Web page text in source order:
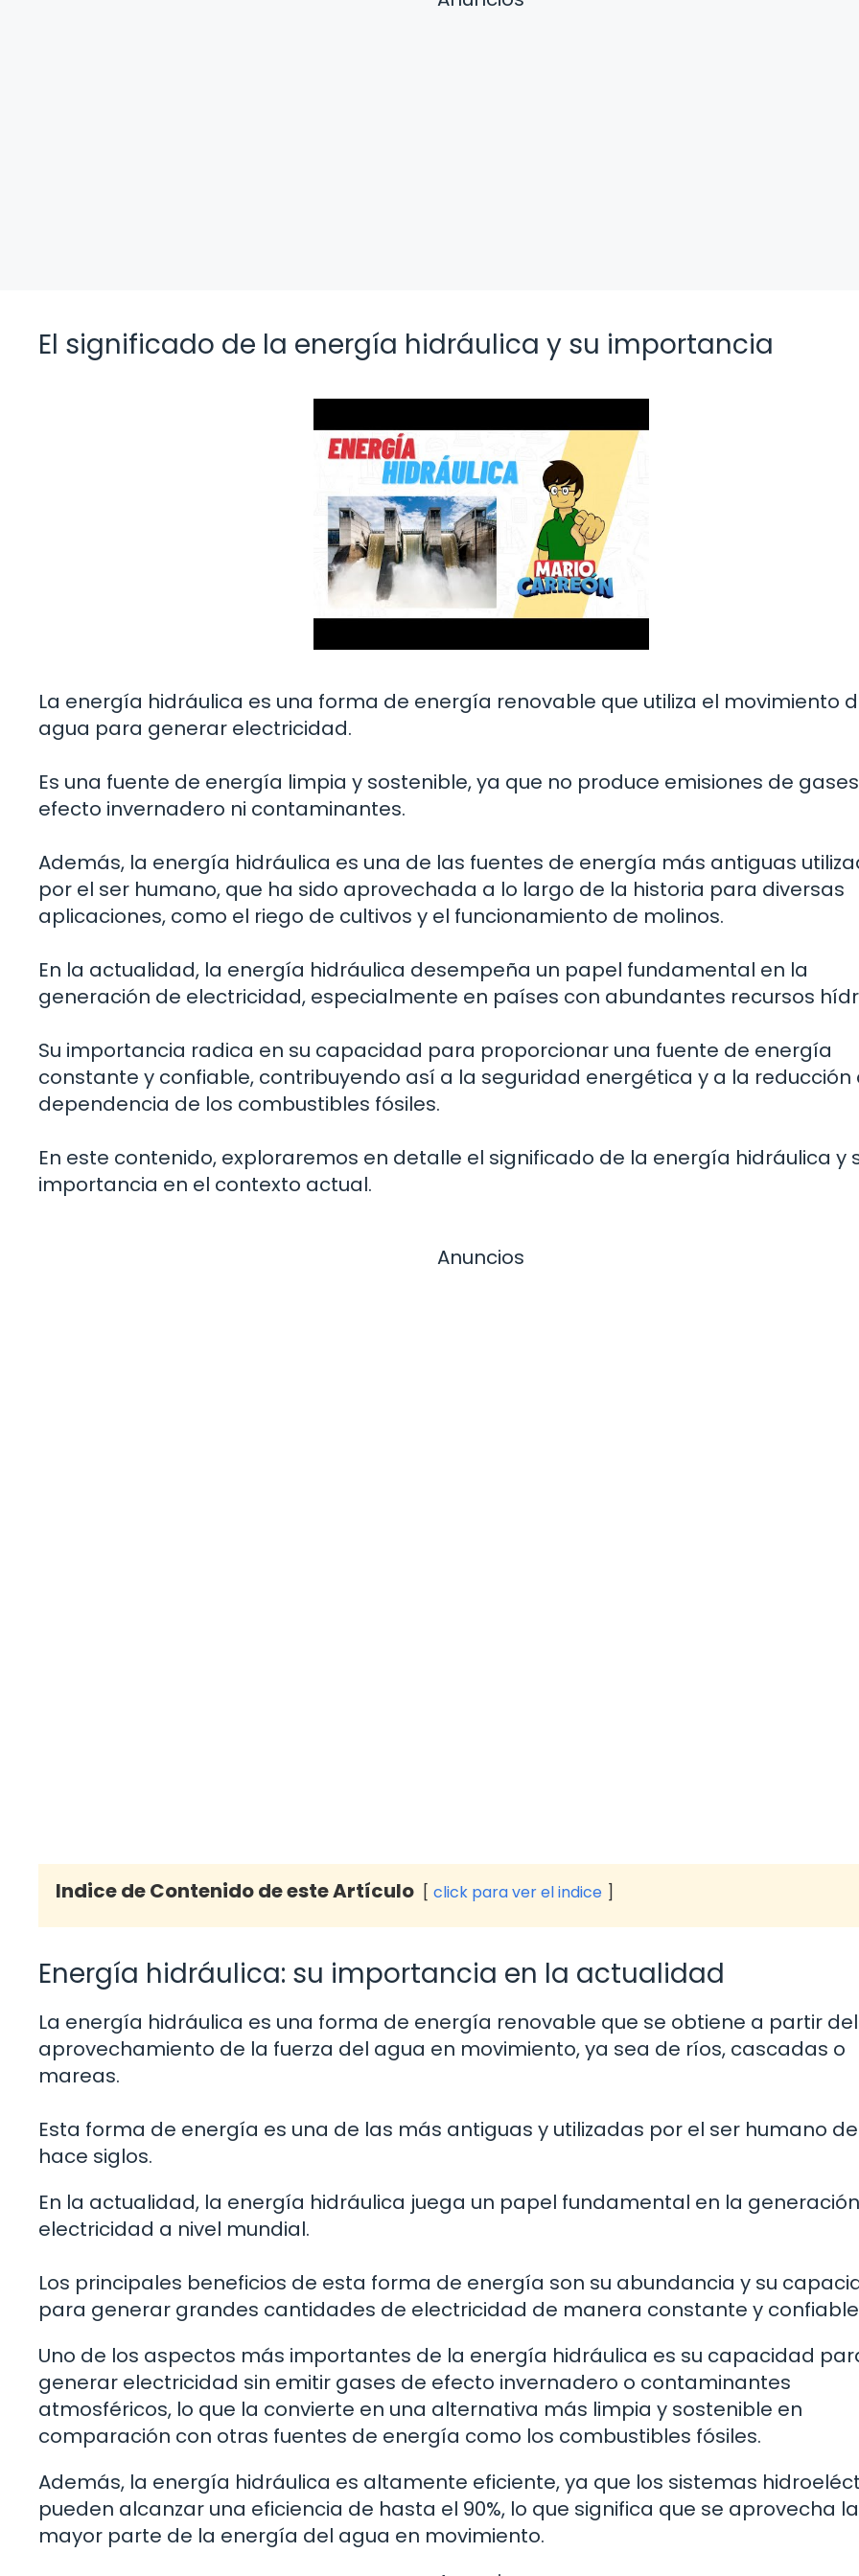
El significado de la energía hidráulica y su importancia
La energía hidráulica es una forma de energía renovable que utiliza el movimiento
agua para generar electricidad.
Es una fuente de energía limpia y sostenible, ya que no produce emisiones de
efecto invernadero ni contaminantes.
Además, la energía hidráulica es una de las fuentes de energía más antiguas
por el ser humano, que ha sido aprovechada a lo largo de la historia para diversas
aplicaciones, como el riego de cultivos y el funcionamiento de molinos.
En la actualidad, la energía hidráulica desempeña un papel fundamental en la
generación de electricidad, especialmente en países con abundantes recursos
Su importancia radica en su capacidad para proporcionar una fuente de energía
constante y confiable, contribuyendo así a la seguridad energética y a la reducción
dependencia de los combustibles fósiles.
En este contenido, exploraremos en detalle el significado de la energía hidráulica y
importancia en el contexto actual.
Anuncios
Indice de Contenido de este Artículo click para ver el indice
Energía hidráulica: su importancia en la actualidad
La energía hidráulica es una forma de energía renovable que se obtiene a partir del
aprovechamiento de la fuerza del agua en movimiento, ya sea de ríos, cascadas o
mareas.
Esta forma de energía es una de las más antiguas y utilizadas por el ser humano
hace siglos.
En la actualidad, la energía hidráulica juega un papel fundamental en la
electricidad a nivel mundial.
Los principales beneficios de esta forma de energía son su abundancia y su
para generar grandes cantidades de electricidad de manera constante y
Uno de los aspectos más importantes de la energía hidráulica es su capacidad
generar electricidad sin emitir gases de efecto invernadero o contaminantes
atmosféricos, lo que la convierte en una alternativa más limpia y sostenible en
comparación con otras fuentes de energía como los combustibles fósiles.
Además, la energía hidráulica es altamente eficiente, ya que los sistemas
pueden alcanzar una eficiencia de hasta el 90%, lo que significa que se aprovecha la
mayor parte de la energía del agua en movimiento.